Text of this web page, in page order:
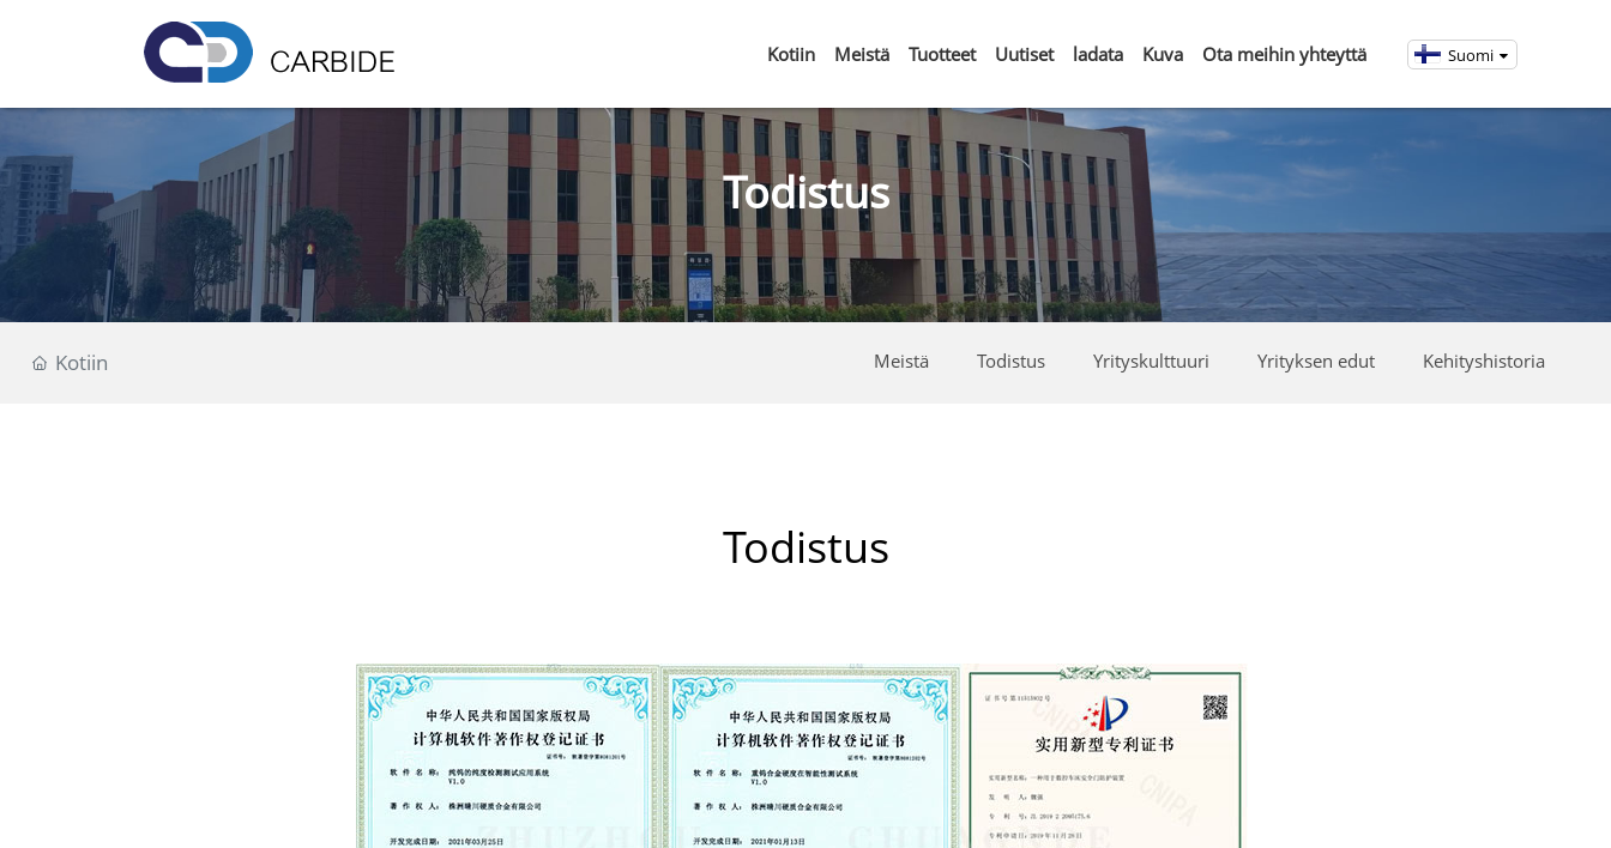
Kotiin Meistä Tuotteet Uutiset ladata Kuva Ota meihin yhteyttä Suomi
Todistus
Kotiin Kehityshistoria
Yrityksen edut
Yrityskulttuuri
Todistus
Meistä
Todistus